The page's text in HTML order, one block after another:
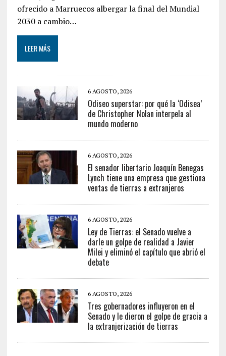
ofrecido a Marruecos albergar la final del Mundial
2030 a cambio…
LEER MÁS
6 AGOSTO, 2026
Odiseo superstar: por qué la ‘Odisea’
de Christopher Nolan interpela al
mundo moderno
6 AGOSTO, 2026
El senador libertario Joaquín Benegas
Lynch tiene una empresa que gestiona
ventas de tierras a extranjeros
6 AGOSTO, 2026
Ley de Tierras: el Senado vuelve a
darle un golpe de realidad a Javier
Milei y eliminó el capítulo que abrió el
debate
6 AGOSTO, 2026
Tres gobernadores influyeron en el
Senado y le dieron el golpe de gracia a
la extranjerización de tierras